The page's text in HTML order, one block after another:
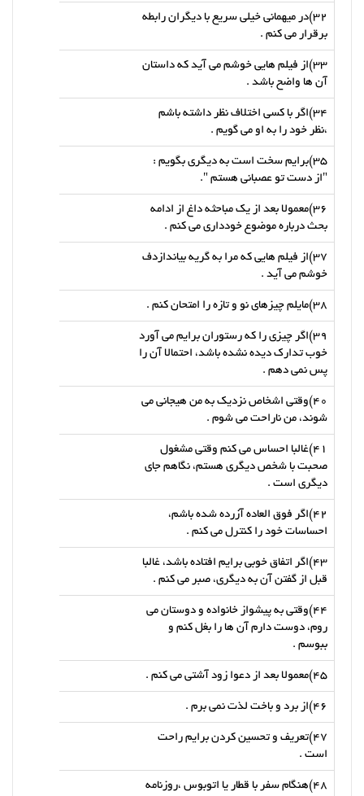
32)در میهمانی خیلی سریع با دیگران رابطه
برقرار می کنم .
33)از فیلم هایی خوشم می آید که داستان
آن ها واضح باشد .
34)اگر با کسی اختلاف نظر داشته باشم
،نظر خود را به او می گویم .
35)برایم سخت است به دیگری بگویم :
"از دست تو عصبانی هستم ".
36)معمولا بعد از یک مباحثه داغ از ادامه
بحث درباره موضوع خودداری می کنم .
37)از فیلم هایی که مرا به گریه بیاندازدف
خوشم می آید .
38)مایلم چیزهای نو و تازه را امتحان کنم .
39)اگر چیزی را که رستوران برایم می آورد
خوب تدارک دیده نشده باشد، احتمالا آن را
پس نمی دهم .
40)وقتی اشخاص نزدیک به من هیجانی می
شوند، من ناراحت می شوم .
41)غالبا احساس می کنم وقتی مشغول
صحبت با شخص دیگری هستم، نگاهم جای
دیگری است .
42)اگر فوق العاده آزرده شده باشم،
احساسات خود را کنترل می کنم .
43)اگر اتفاق خوبی برایم افتاده باشد، غالبا
قبل از گفتن آن به دیگری، صبر می کنم .
44)وقتی به پیشواز خانواده و دوستان می
روم، دوست دارم آن ها را بغل کنم و
ببوسم .
45)معمولا بعد از دعوا زود آشتی می کنم .
46)از برد و باخت لذت نمی برم .
47)تعریف و تحسین کردن برایم راحت
است .
48)هنگام سفر با قطار یا اتوبوس ،روزنامه